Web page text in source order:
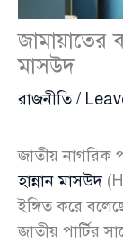
জামায়াতের
মাসউদ
রাজনীতি/
জাতীয় নাগরিক
হান্নান মাসউদ
ইঙ্গিত করে
জাতীয় পার্টির